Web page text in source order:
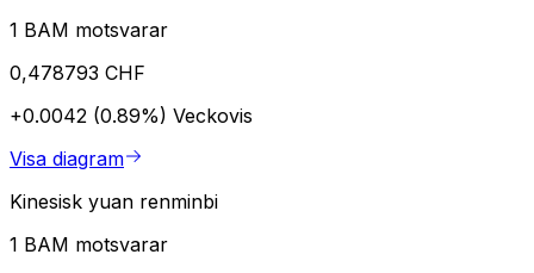
1 BAM motsvarar
0,478793 CHF
+0.0042 (0.89%) Veckovis
Visa diagram
Kinesisk yuan renminbi
1 BAM motsvarar